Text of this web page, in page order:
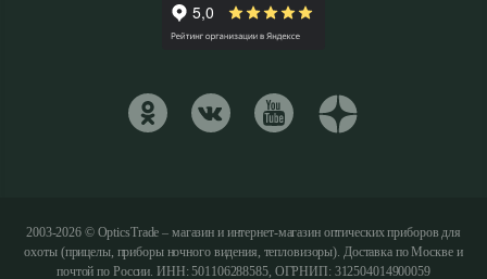
2003-2026 © OpticsTrade – магазин и интернет-магазин оптических приборов для
охоты (прицелы, приборы ночного видения, тепловизоры). Доставка по Москве и
почтой по России. ИНН: 501106288585, ОГРНИП: 312504014900059